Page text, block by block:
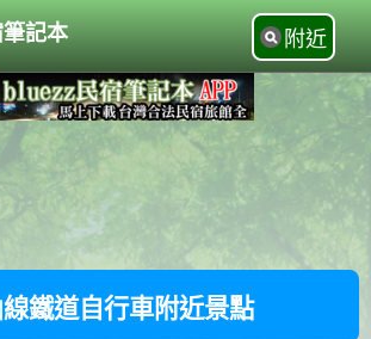
記本 附近
鐵道自行車附近景點